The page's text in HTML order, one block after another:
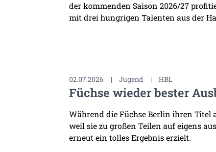
der kommenden Saison 2026/27
mit drei hungrigen Talenten aus der
02.07.2026 | Jugend | HBL
Füchse wieder bester
Während die Füchse Berlin ihren Titel
weil sie zu großen Teilen auf eigens
erneut ein tolles Ergebnis erzielt.